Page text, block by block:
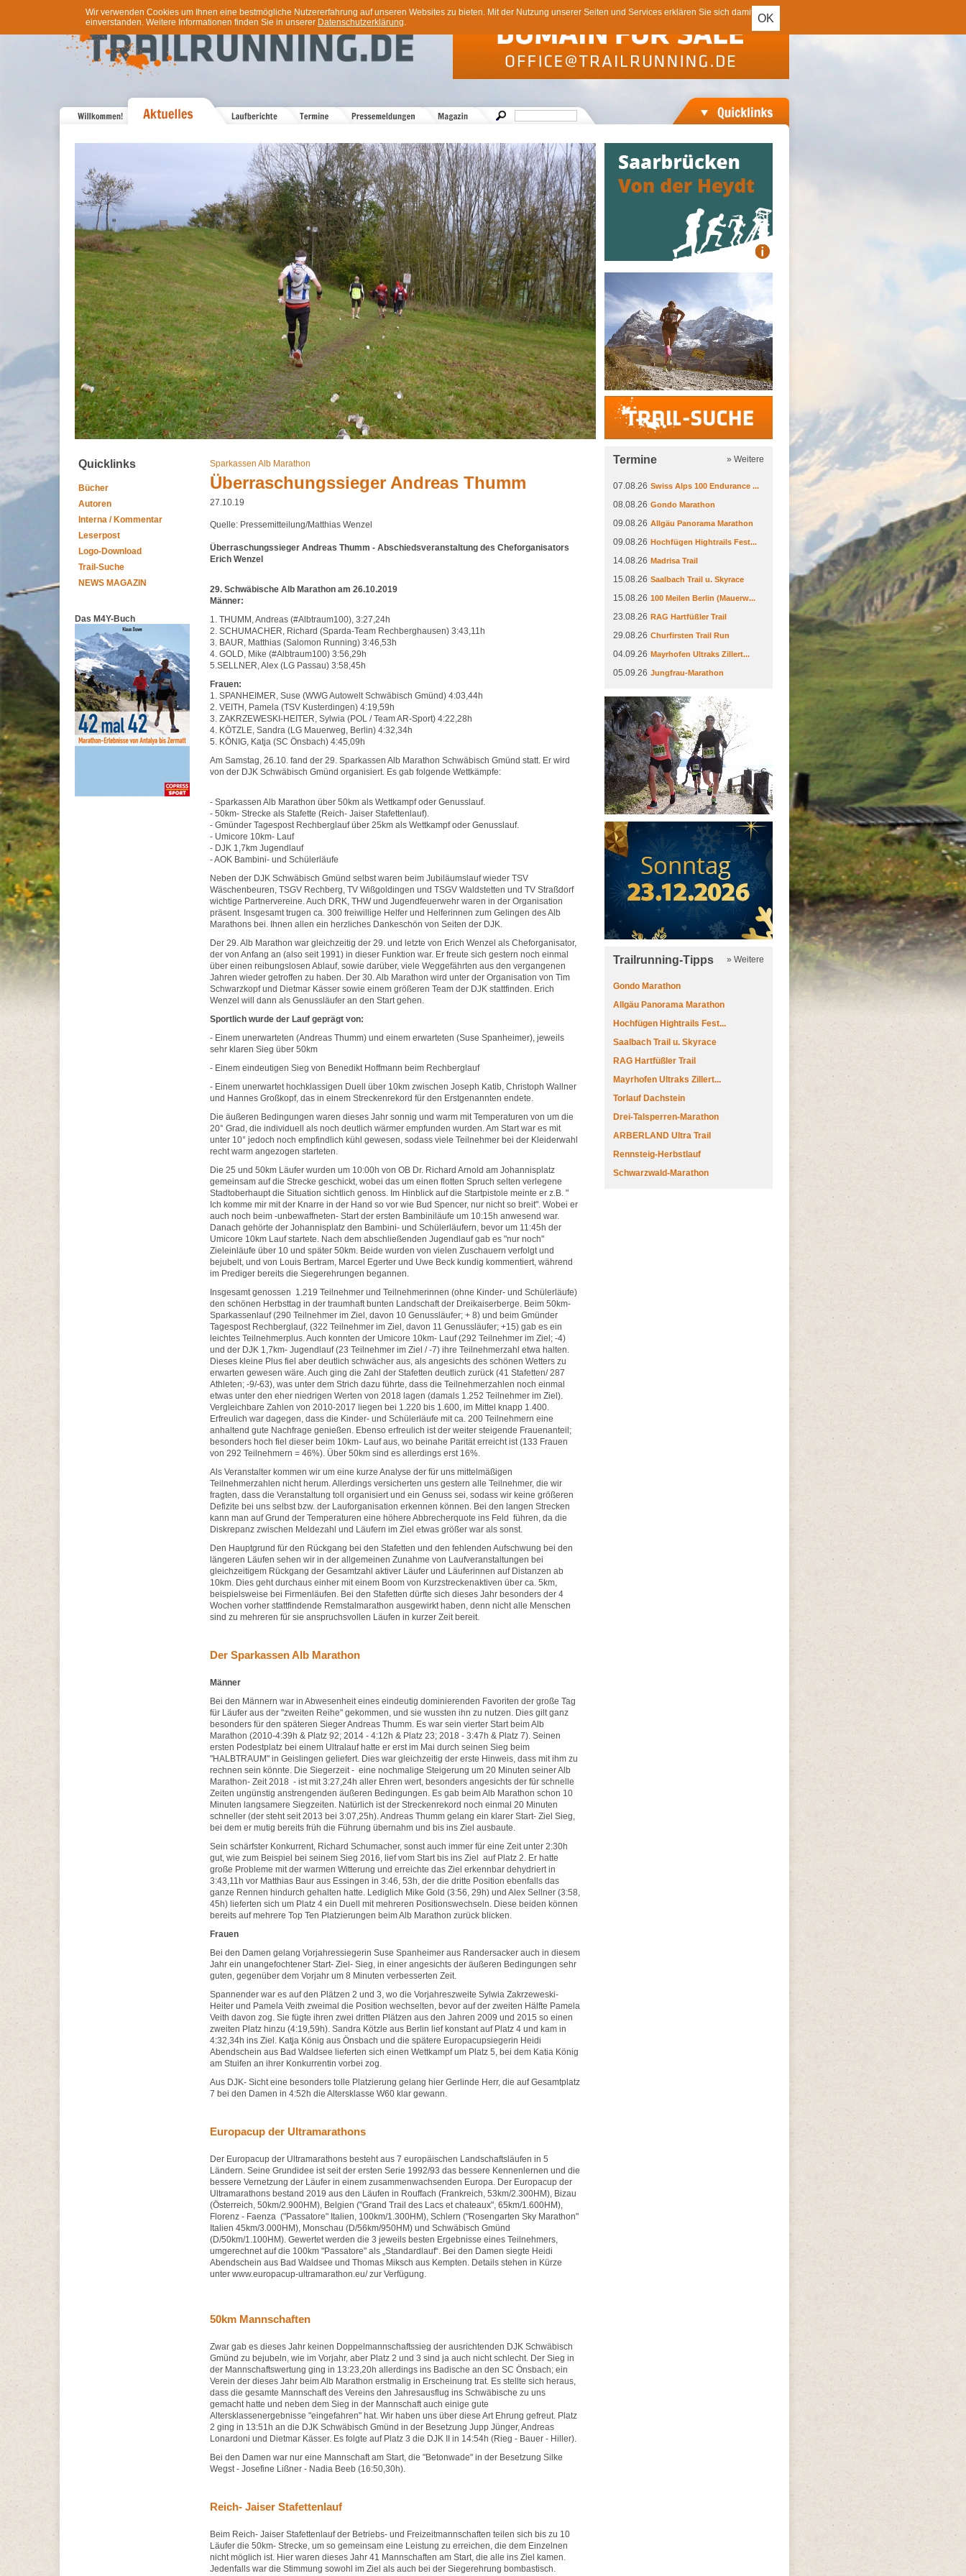
OK
Wir verwenden Cookies um Ihnen eine bestmögliche Nutzererfahrung auf unseren Websites zu bieten. Mit der Nutzung unserer Seiten und Services erklären Sie sich damit
einverstanden. Weitere Informationen finden Sie in unserer Datenschutzerklärung.
Quicklinks
Bücher
Autoren
Interna / Kommentar
Leserpost
Logo-Download
Trail-Suche
NEWS MAGAZIN
Das M4Y-Buch
Sparkassen Alb Marathon
Überraschungssieger Andreas Thumm
27.10.19
Quelle: Pressemitteilung/Matthias Wenzel
Überraschungssieger Andreas Thumm - Abschiedsveranstaltung des Cheforganisators
Erich Wenzel
29. Schwäbische Alb Marathon am 26.10.2019
Männer:
1. THUMM, Andreas (#Albtraum100), 3:27,24h
2. SCHUMACHER, Richard (Sparda-Team Rechberghausen) 3:43,11h
3. BAUR, Matthias (Salomon Running) 3:46,53h
4. GOLD, Mike (#Albtraum100) 3:56,29h
5.SELLNER, Alex (LG Passau) 3:58,45h
Frauen:
1. SPANHEIMER, Suse (WWG Autowelt Schwäbisch Gmünd) 4:03,44h
2. VEITH, Pamela (TSV Kusterdingen) 4:19,59h
3. ZAKRZEWESKI-HEITER, Sylwia (POL / Team AR-Sport) 4:22,28h
4. KÖTZLE, Sandra (LG Mauerweg, Berlin) 4:32,34h
5. KÖNIG, Katja (SC Önsbach) 4:45,09h
Am Samstag, 26.10. fand der 29. Sparkassen Alb Marathon Schwäbisch Gmünd statt. Er wird
von der DJK Schwäbisch Gmünd organisiert. Es gab folgende Wettkämpfe:
- Sparkassen Alb Marathon über 50km als Wettkampf oder Genusslauf.
- 50km- Strecke als Stafette (Reich- Jaiser Stafettenlauf).
- Gmünder Tagespost Rechberglauf über 25km als Wettkampf oder Genusslauf.
- Umicore 10km- Lauf
- DJK 1,7km Jugendlauf
- AOK Bambini- und Schülerläufe
Neben der DJK Schwäbisch Gmünd selbst waren beim Jubiläumslauf wieder TSV
Wäschenbeuren, TSGV Rechberg, TV Wißgoldingen und TSGV Waldstetten und TV Straßdorf
wichtige Partnervereine. Auch DRK, THW und Jugendfeuerwehr waren in der Organisation
präsent. Insgesamt trugen ca. 300 freiwillige Helfer und Helferinnen zum Gelingen des Alb
Marathons bei. Ihnen allen ein herzliches Dankeschön von Seiten der DJK.
Der 29. Alb Marathon war gleichzeitig der 29. und letzte von Erich Wenzel als Cheforganisator,
der von Anfang an (also seit 1991) in dieser Funktion war. Er freute sich gestern noch einmal
über einen reibungslosen Ablauf, sowie darüber, viele Weggefährten aus den vergangenen
Jahren wieder getroffen zu haben. Der 30. Alb Marathon wird unter der Organisation von Tim
Schwarzkopf und Dietmar Kässer sowie einem größeren Team der DJK stattfinden. Erich
Wenzel will dann als Genussläufer an den Start gehen.
Sportlich wurde der Lauf geprägt von:
- Einem unerwarteten (Andreas Thumm) und einem erwarteten (Suse Spanheimer), jeweils
sehr klaren Sieg über 50km
- Einem eindeutigen Sieg von Benedikt Hoffmann beim Rechberglauf
- Einem unerwartet hochklassigen Duell über 10km zwischen Joseph Katib, Christoph Wallner
und Hannes Großkopf, das in einem Streckenrekord für den Erstgenannten endete.
Die äußeren Bedingungen waren dieses Jahr sonnig und warm mit Temperaturen von um die
20° Grad, die individuell als noch deutlich wärmer empfunden wurden. Am Start war es mit
unter 10° jedoch noch empfindlich kühl gewesen, sodass viele Teilnehmer bei der Kleiderwahl
recht warm angezogen starteten.
Die 25 und 50km Läufer wurden um 10:00h von OB Dr. Richard Arnold am Johannisplatz
gemeinsam auf die Strecke geschickt, wobei das um einen flotten Spruch selten verlegene
Stadtoberhaupt die Situation sichtlich genoss. Im Hinblick auf die Startpistole meinte er z.B. "
Ich komme mir mit der Knarre in der Hand so vor wie Bud Spencer, nur nicht so breit". Wobei er
auch noch beim -unbewaffneten- Start der ersten Bambiniläufe um 10:15h anwesend war.
Danach gehörte der Johannisplatz den Bambini- und Schülerläufern, bevor um 11:45h der
Umicore 10km Lauf startete. Nach dem abschließenden Jugendlauf gab es "nur noch"
Zieleinläufe über 10 und später 50km. Beide wurden von vielen Zuschauern verfolgt und
bejubelt, und von Louis Bertram, Marcel Egerter und Uwe Beck kundig kommentiert, während
im Prediger bereits die Siegerehrungen begannen.
Insgesamt genossen 1.219 Teilnehmer und Teilnehmerinnen (ohne Kinder- und Schülerläufe)
den schönen Herbsttag in der traumhaft bunten Landschaft der Dreikaiserberge. Beim 50km-
Sparkassenlauf (290 Teilnehmer im Ziel, davon 10 Genussläufer; + 8) und beim Gmünder
Tagespost Rechberglauf, (322 Teilnehmer im Ziel, davon 11 Genussläufer; +15) gab es ein
leichtes Teilnehmerplus. Auch konnten der Umicore 10km- Lauf (292 Teilnehmer im Ziel; -4)
und der DJK 1,7km- Jugendlauf (23 Teilnehmer im Ziel / -7) ihre Teilnehmerzahl etwa halten.
Dieses kleine Plus fiel aber deutlich schwächer aus, als angesichts des schönen Wetters zu
erwarten gewesen wäre. Auch ging die Zahl der Stafetten deutlich zurück (41 Stafetten/ 287
Athleten; -9/-63), was unter dem Strich dazu führte, dass die Teilnehmerzahlen noch einmal
etwas unter den eher niedrigen Werten von 2018 lagen (damals 1.252 Teilnehmer im Ziel).
Vergleichbare Zahlen von 2010-2017 liegen bei 1.220 bis 1.600, im Mittel knapp 1.400.
Erfreulich war dagegen, dass die Kinder- und Schülerläufe mit ca. 200 Teilnehmern eine
anhaltend gute Nachfrage genießen. Ebenso erfreulich ist der weiter steigende Frauenanteil;
besonders hoch fiel dieser beim 10km- Lauf aus, wo beinahe Parität erreicht ist (133 Frauen
von 292 Teilnehmern = 46%). Über 50km sind es allerdings erst 16%.
Als Veranstalter kommen wir um eine kurze Analyse der für uns mittelmäßigen
Teilnehmerzahlen nicht herum. Allerdings versicherten uns gestern alle Teilnehmer, die wir
fragten, dass die Veranstaltung toll organisiert und ein Genuss sei, sodass wir keine größeren
Defizite bei uns selbst bzw. der Lauforganisation erkennen können. Bei den langen Strecken
kann man auf Grund der Temperaturen eine höhere Abbrecherquote ins Feld führen, da die
Diskrepanz zwischen Meldezahl und Läufern im Ziel etwas größer war als sonst.
Den Hauptgrund für den Rückgang bei den Stafetten und den fehlenden Aufschwung bei den
längeren Läufen sehen wir in der allgemeinen Zunahme von Laufveranstaltungen bei
gleichzeitigem Rückgang der Gesamtzahl aktiver Läufer und Läuferinnen auf Distanzen ab
10km. Dies geht durchaus einher mit einem Boom von Kurzstreckenaktiven über ca. 5km,
beispielsweise bei Firmenläufen. Bei den Stafetten dürfte sich dieses Jahr besonders der 4
Wochen vorher stattfindende Remstalmarathon ausgewirkt haben, denn nicht alle Menschen
sind zu mehreren für sie anspruchsvollen Läufen in kurzer Zeit bereit.
Der Sparkassen Alb Marathon
Männer
Bei den Männern war in Abwesenheit eines eindeutig dominierenden Favoriten der große Tag
für Läufer aus der "zweiten Reihe" gekommen, und sie wussten ihn zu nutzen. Dies gilt ganz
besonders für den späteren Sieger Andreas Thumm. Es war sein vierter Start beim Alb
Marathon (2010-4:39h & Platz 92; 2014 - 4:12h & Platz 23; 2018 - 3:47h & Platz 7). Seinen
ersten Podestplatz bei einem Ultralauf hatte er erst im Mai durch seinen Sieg beim
"HALBTRAUM" in Geislingen geliefert. Dies war gleichzeitig der erste Hinweis, dass mit ihm zu
rechnen sein könnte. Die Siegerzeit - eine nochmalige Steigerung um 20 Minuten seiner Alb
Marathon- Zeit 2018 - ist mit 3:27,24h aller Ehren wert, besonders angesichts der für schnelle
Zeiten ungünstig anstrengenden äußeren Bedingungen. Es gab beim Alb Marathon schon 10
Minuten langsamere Siegzeiten. Natürlich ist der Streckenrekord noch einmal 20 Minuten
schneller (der steht seit 2013 bei 3:07,25h). Andreas Thumm gelang ein klarer Start- Ziel Sieg,
bei dem er mutig bereits früh die Führung übernahm und bis ins Ziel ausbaute.
Sein schärfster Konkurrent, Richard Schumacher, sonst auch immer für eine Zeit unter 2:30h
gut, wie zum Beispiel bei seinem Sieg 2016, lief vom Start bis ins Ziel auf Platz 2. Er hatte
große Probleme mit der warmen Witterung und erreichte das Ziel erkennbar dehydriert in
3:43,11h vor Matthias Baur aus Essingen in 3:46, 53h, der die dritte Position ebenfalls das
ganze Rennen hindurch gehalten hatte. Lediglich Mike Gold (3:56, 29h) und Alex Sellner (3:58,
45h) lieferten sich um Platz 4 ein Duell mit mehreren Positionswechseln. Diese beiden können
bereits auf mehrere Top Ten Platzierungen beim Alb Marathon zurück blicken.
Frauen
Bei den Damen gelang Vorjahressiegerin Suse Spanheimer aus Randersacker auch in diesem
Jahr ein unangefochtener Start- Ziel- Sieg, in einer angesichts der äußeren Bedingungen sehr
guten, gegenüber dem Vorjahr um 8 Minuten verbesserten Zeit.
Spannender war es auf den Plätzen 2 und 3, wo die Vorjahreszweite Sylwia Zakrzeweski-
Heiter und Pamela Veith zweimal die Position wechselten, bevor auf der zweiten Hälfte Pamela
Veith davon zog. Sie fügte ihren zwei dritten Plätzen aus den Jahren 2009 und 2015 so einen
zweiten Platz hinzu (4:19,59h). Sandra Kötzle aus Berlin lief konstant auf Platz 4 und kam in
4:32,34h ins Ziel. Katja König aus Önsbach und die spätere Europacupsiegerin Heidi
Abendschein aus Bad Waldsee lieferten sich einen Wettkampf um Platz 5, bei dem Katia König
am Stuifen an ihrer Konkurrentin vorbei zog.
Aus DJK- Sicht eine besonders tolle Platzierung gelang hier Gerlinde Herr, die auf Gesamtplatz
7 bei den Damen in 4:52h die Altersklasse W60 klar gewann.
Europacup der Ultramarathons
Der Europacup der Ultramarathons besteht aus 7 europäischen Landschaftsläufen in 5
Ländern. Seine Grundidee ist seit der ersten Serie 1992/93 das bessere Kennenlernen und die
bessere Vernetzung der Läufer in einem zusammenwachsenden Europa. Der Europacup der
Ultramarathons bestand 2019 aus den Läufen in Rouffach (Frankreich, 53km/2.300HM), Bizau
(Österreich, 50km/2.900HM), Belgien ("Grand Trail des Lacs et chateaux", 65km/1.600HM),
Florenz - Faenza ("Passatore" Italien, 100km/1.300HM), Schlern ("Rosengarten Sky Marathon"
Italien 45km/3.000HM), Monschau (D/56km/950HM) und Schwäbisch Gmünd
(D/50km/1.100HM). Gewertet werden die 3 jeweils besten Ergebnisse eines Teilnehmers,
umgerechnet auf die 100km "Passatore" als „Standardlauf“. Bei den Damen siegte Heidi
Abendschein aus Bad Waldsee und Thomas Miksch aus Kempten. Details stehen in Kürze
unter www.europacup-ultramarathon.eu/ zur Verfügung.
50km Mannschaften
Zwar gab es dieses Jahr keinen Doppelmannschaftssieg der ausrichtenden DJK Schwäbisch
Gmünd zu bejubeln, wie im Vorjahr, aber Platz 2 und 3 sind ja auch nicht schlecht. Der Sieg in
der Mannschaftswertung ging in 13:23,20h allerdings ins Badische an den SC Önsbach; ein
Verein der dieses Jahr beim Alb Marathon erstmalig in Erscheinung trat. Es stellte sich heraus,
dass die gesamte Mannschaft des Vereins den Jahresausflug ins Schwäbische zu uns
gemacht hatte und neben dem Sieg in der Mannschaft auch einige gute
Altersklassenergebnisse "eingefahren" hat. Wir haben uns über diese Art Ehrung gefreut. Platz
2 ging in 13:51h an die DJK Schwäbisch Gmünd in der Besetzung Jupp Jünger, Andreas
Lonardoni und Dietmar Kässer. Es folgte auf Platz 3 die DJK II in 14:54h (Rieg - Bauer - Hiller).
Bei den Damen war nur eine Mannschaft am Start, die "Betonwade" in der Besetzung Silke
Wegst - Josefine Lißner - Nadia Beeb (16:50,30h).
Reich- Jaiser Stafettenlauf
Beim Reich- Jaiser Stafettenlauf der Betriebs- und Freizeitmannschaften teilen sich bis zu 10
Läufer die 50km- Strecke, um so gemeinsam eine Leistung zu erreichen, die dem Einzelnen
nicht möglich ist. Hier waren dieses Jahr 41 Mannschaften am Start, die alle ins Ziel kamen.
Jedenfalls war die Stimmung sowohl im Ziel als auch bei der Siegerehrung bombastisch.
Termine » Weitere
07.08.26 Swiss Alps 100 Endurance ...
08.08.26 Gondo Marathon
09.08.26 Allgäu Panorama Marathon
09.08.26 Hochfügen Hightrails Fest...
14.08.26 Madrisa Trail
15.08.26 Saalbach Trail u. Skyrace
15.08.26 100 Meilen Berlin (Mauerw...
23.08.26 RAG Hartfüßler Trail
29.08.26 Churfirsten Trail Run
04.09.26 Mayrhofen Ultraks Zillert...
05.09.26 Jungfrau-Marathon
Trailrunning-Tipps » Weitere
Gondo Marathon
Allgäu Panorama Marathon
Hochfügen Hightrails Fest...
Saalbach Trail u. Skyrace
RAG Hartfüßler Trail
Mayrhofen Ultraks Zillert...
Torlauf Dachstein
Drei-Talsperren-Marathon
ARBERLAND Ultra Trail
Rennsteig-Herbstlauf
Schwarzwald-Marathon